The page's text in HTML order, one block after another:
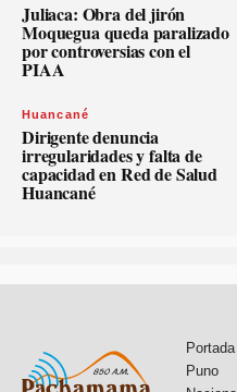
Juliaca: Obra del jirón
Moquegua queda paralizado
por controversias con el
PIAA
Huancané
Dirigente denuncia
irregularidades y falta de
capacidad en Red de Salud
Huancané
Portada
Puno